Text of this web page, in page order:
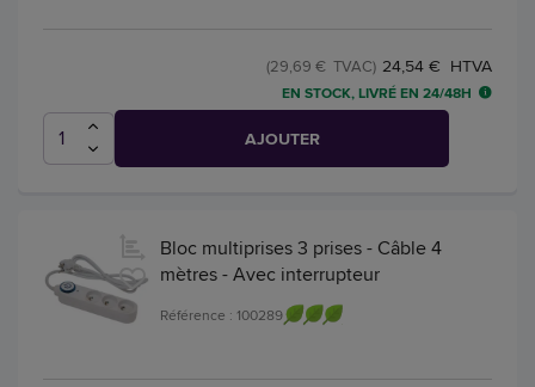
24,54 € HTVA
(29,69 € TVAC)
EN STOCK, LIVRÉ EN 24/48H
AJOUTER
Bloc multiprises 3 prises - Câble 4
mètres - Avec interrupteur
Référence : 100289